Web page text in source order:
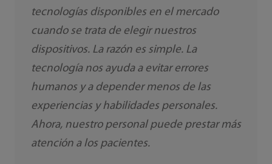
tecnologías disponibles en el mercado
cuando se trata de elegir nuestros
dispositivos. La razón es simple. La
tecnología nos ayuda a evitar errores
humanos y a depender menos de las
experiencias y habilidades personales.
Ahora, nuestro personal puede prestar más
atención a los pacientes.